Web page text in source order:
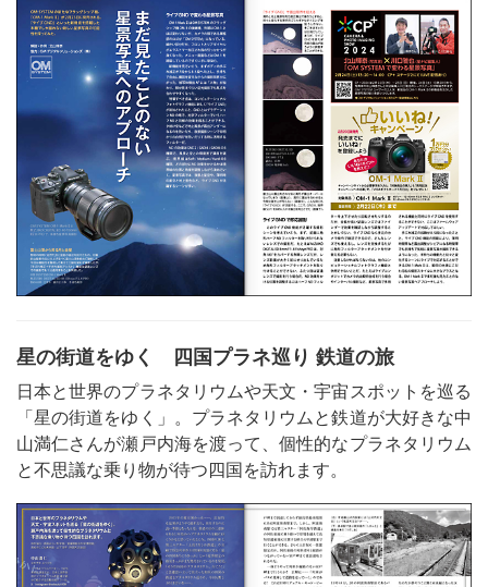
星の街道をゆく 四国プラネ巡り 鉄道の旅
日本と世界のプラネタリウムや天文・宇宙スポットを巡る
「星の街道をゆく」。プラネタリウムと鉄道が大好きな中
山満仁さんが瀬戸内海を渡って、個性的なプラネタリウム
と不思議な乗り物が待つ四国を訪れます。